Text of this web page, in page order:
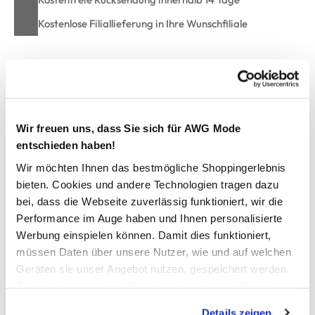
Wir freuen uns, dass Sie sich für AWG Mode
entschieden haben!
Wir möchten Ihnen das bestmögliche Shoppingerlebnis
bieten. Cookies und andere Technologien tragen dazu
bei, dass die Webseite zuverlässig funktioniert, wir die
Performance im Auge haben und Ihnen personalisierte
Werbung einspielen können. Damit dies funktioniert,
müssen Daten über unsere Nutzer, wie und auf welchen
Geräten sie unser Angebot nutzen, gespeichert werden.
Details zeigen
Kostenlose Filiallieferung in Ihre Wunschfiliale
Mädchen Jeans "Kate"
Schmal geschnittene Mädchen Thermo Jeans von Stooker
Skinny Fit mit eng anliegendem Sitz und körpernaher
Silhouette
Hochwertige Fertigung mit elastischer und wärmender
Qualität
Verstellbarer Bund an der Innenseite für optimalen Sitz bei
jeder Tailliengröße